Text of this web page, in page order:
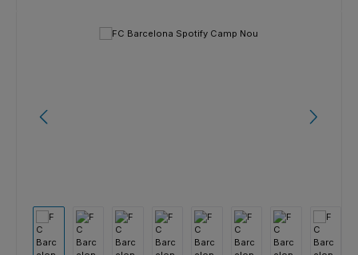
Bildergalerie überspringen